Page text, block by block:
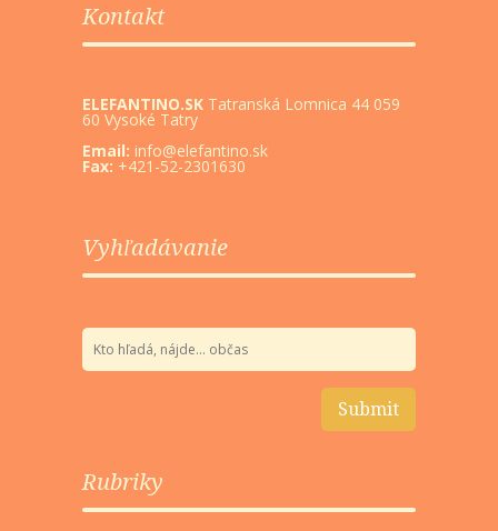
Kontakt
ELEFANTINO.SK Tatranská Lomnica 44 059
60 Vysoké Tatry
Email: info@elefantino.sk
Fax: +421-52-2301630
Vyhľadávanie
Rubriky